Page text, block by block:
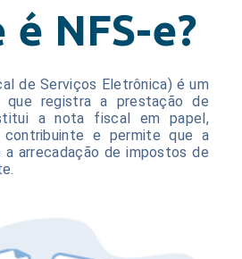
é NFS-e?
de Serviços Eletrônica) é um
que registra a prestação de
a nota fiscal em papel,
e permite que a
arrecadação de impostos de